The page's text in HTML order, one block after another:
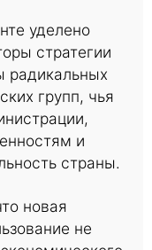
уделено
стратегии
радикальных
групп, чья
и
страны.
новая
не